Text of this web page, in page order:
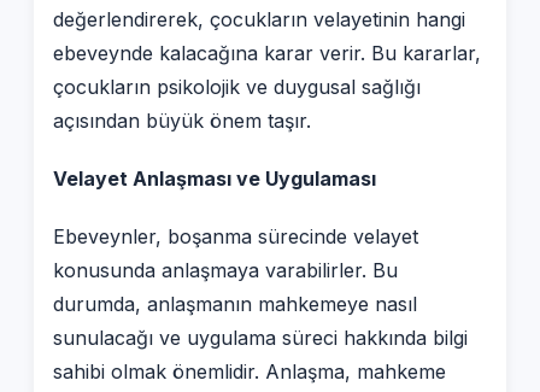
değerlendirerek, çocukların velayetinin hangi
ebeveynde kalacağına karar verir. Bu kararlar,
çocukların psikolojik ve duygusal sağlığı
açısından büyük önem taşır.
Velayet Anlaşması ve Uygulaması
Ebeveynler, boşanma sürecinde velayet
konusunda anlaşmaya varabilirler. Bu
durumda, anlaşmanın mahkemeye nasıl
sunulacağı ve uygulama süreci hakkında bilgi
sahibi olmak önemlidir. Anlaşma, mahkeme